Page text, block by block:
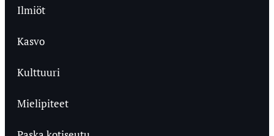
Ilmiöt
Kasvo
Kulttuuri
Mielipiteet